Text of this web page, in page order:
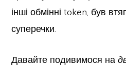
інші обмінні token, був
суперечки.
Давайте подивимося на